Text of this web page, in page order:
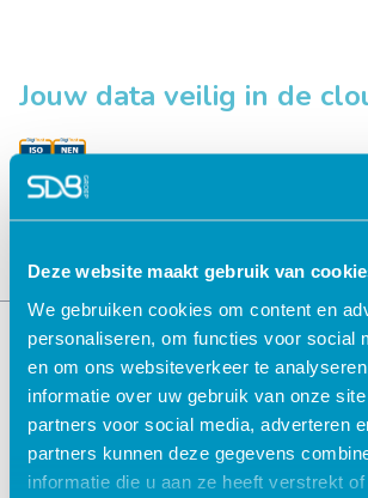
Deze website maakt gebruik van
We gebruiken cookies om content en
personaliseren, om functies voor social
en om ons websiteverkeer te
informatie over uw gebruik van onze
partners voor social media, adverteren
partners kunnen deze gegevens
informatie die u aan ze heeft verstrekt
Jouw data veilig in de